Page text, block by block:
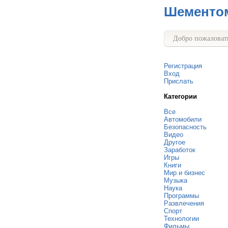
Добро
Регистрация
Вход
Прислать
Категории
Все
Автомобили
Безопасность
Видео
Другое
Заработок
Игры
Книги
Мир и бизнес
Музыка
Наука
Программы
Развлечения
Спорт
Технологии
Фильмы